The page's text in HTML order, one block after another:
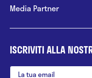
Media Partner
ISCRIVITI ALLA